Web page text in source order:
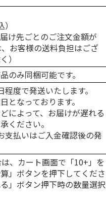
け先ごとのご注文金額が
お客様の送料負担はござ
）
のみ同梱可能です。
度で発送いたします。
なっております。
によって、お届けが遅れる
ください。
支払いはご入金確認後の発
、カート画面で「10+」を
」ボタンを押下してくださ
」ボタン押下時の数量選択